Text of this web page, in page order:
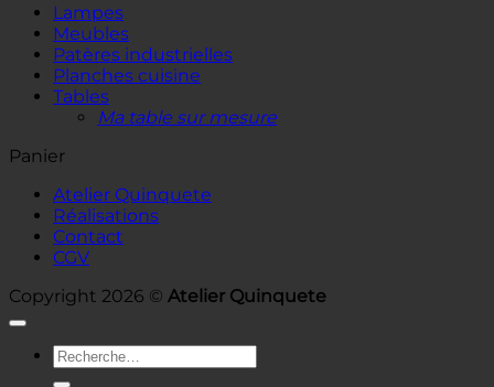
Lampes
Meubles
Patères industrielles
Planches cuisine
Tables
Ma table sur mesure
Panier
Atelier Quinquete
Réalisations
Contact
CGV
Copyright 2026 © Atelier Quinquete
Recherche
pour :